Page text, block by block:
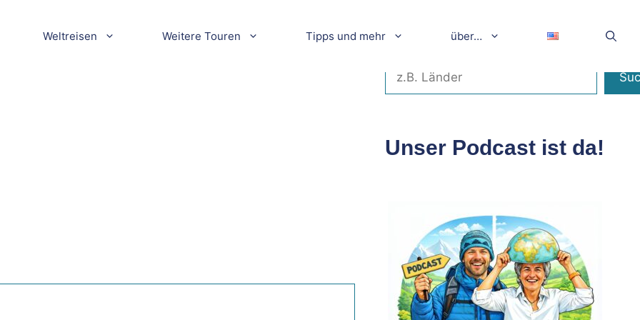
Weltreisen Weitere Touren Tipps und mehr über…
Unser Podcast ist da!